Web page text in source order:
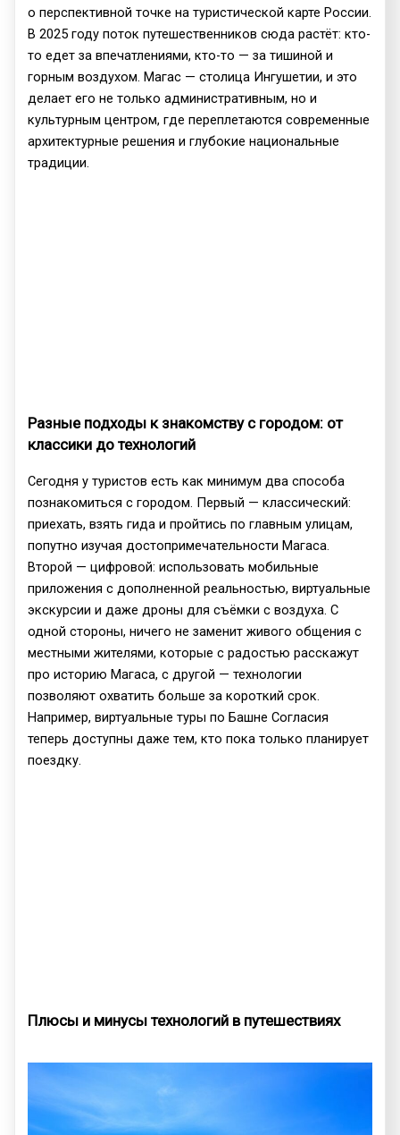
о перспективной точке на туристической карте России.
В 2025 году поток путешественников сюда растёт: кто-
то едет за впечатлениями, кто-то — за тишиной и
горным воздухом. Магас — столица Ингушетии, и это
делает его не только административным, но и
культурным центром, где переплетаются современные
архитектурные решения и глубокие национальные
традиции.
Разные подходы к знакомству с городом: от
классики до технологий
Сегодня у туристов есть как минимум два способа
познакомиться с городом. Первый — классический:
приехать, взять гида и пройтись по главным улицам,
попутно изучая достопримечательности Магаса.
Второй — цифровой: использовать мобильные
приложения с дополненной реальностью, виртуальные
экскурсии и даже дроны для съёмки с воздуха. С
одной стороны, ничего не заменит живого общения с
местными жителями, которые с радостью расскажут
про историю Магаса, с другой — технологии
позволяют охватить больше за короткий срок.
Например, виртуальные туры по Башне Согласия
теперь доступны даже тем, кто пока только планирует
поездку.
Плюсы и минусы технологий в путешествиях